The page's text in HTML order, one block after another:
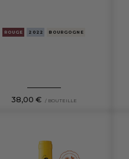
ROUGE 2022 BOURGOGNE
38,00 € / BOUTEILLE